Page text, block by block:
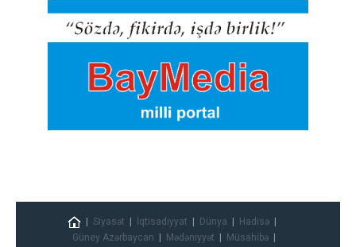
Siyasət İqtisadiyyat Dünya
Hadisə
Güney Azərbaycan
Mədəniyyət Müsahibə